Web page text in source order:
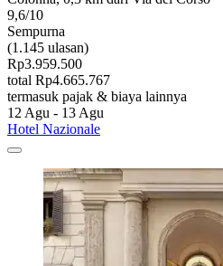
9,6/10
Sempurna
(1.145 ulasan)
Rp3.959.500
total Rp4.665.767
termasuk pajak & biaya lainnya
12 Agu - 13 Agu
Hotel Nazionale